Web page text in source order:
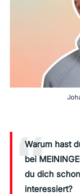
Warum hast
bei
du dich
interessiert?